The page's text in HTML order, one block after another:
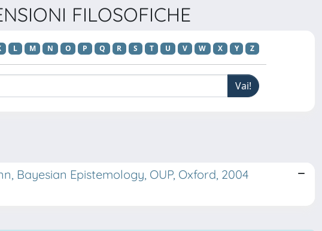
FILOSOFICHE
L M N O P Q R S T U V W X Y Z
Bayesian Epistemology, OUP, Oxford, 2004